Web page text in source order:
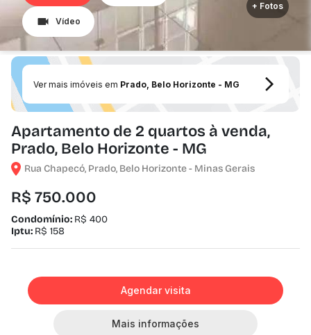
Vídeo
+ Fotos
Ver mais imóveis em Prado, Belo Horizonte - MG
Apartamento de 2 quartos à venda,
Prado, Belo Horizonte - MG
Rua Chapecó, Prado, Belo Horizonte - Minas Gerais
R$ 750.000
Condomínio: R$ 400
Iptu: R$ 158
Agendar visita
Mais informações